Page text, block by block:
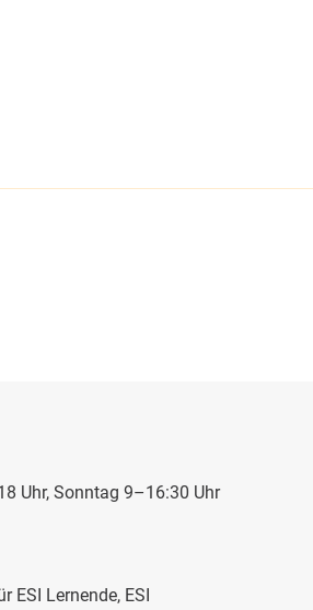
Uhr, Sonntag 9–16:30 Uhr
ESI Lernende, ESI